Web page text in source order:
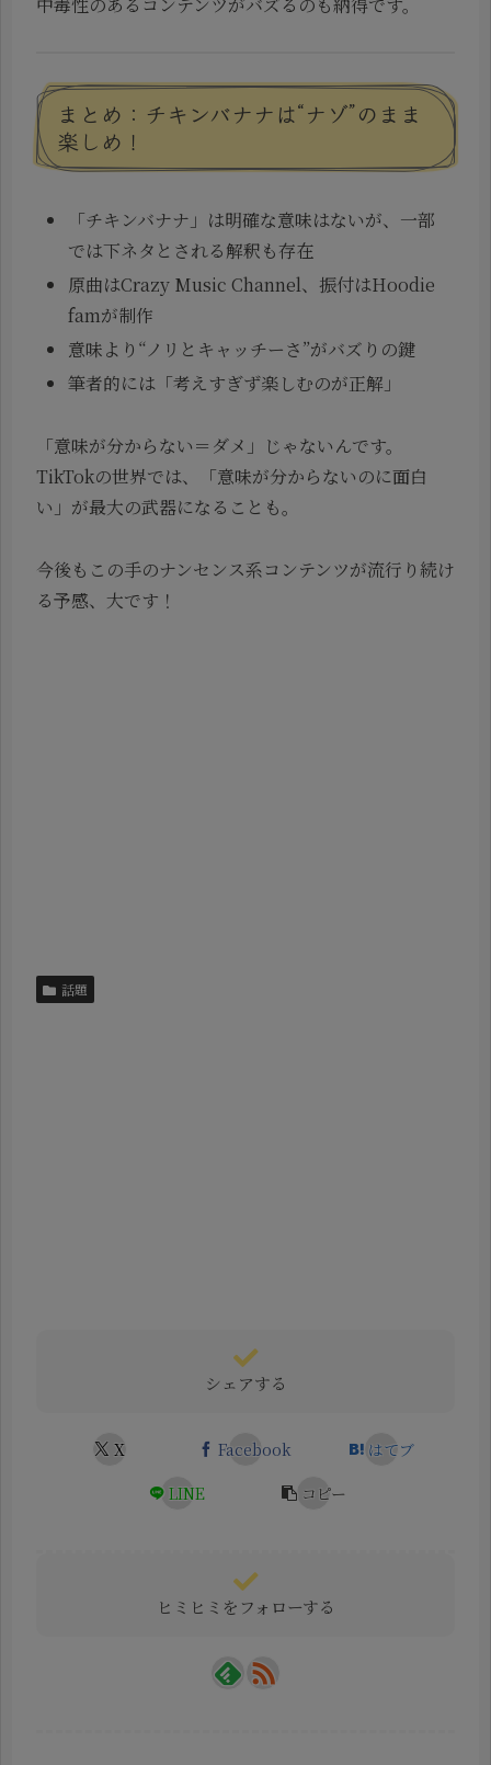
まとめ：チキンバナナは“ナゾ”のまま
楽しめ！
「チキンバナナ」は明確な意味はないが、一部
では下ネタとされる解釈も存在
原曲はCrazy Music Channel、振付はHoodie
famが制作
意味より“ノリとキャッチーさ”がバズりの鍵
筆者的には「考えすぎず楽しむのが正解」
「意味が分からない＝ダメ」じゃないんです。
TikTokの世界では、「意味が分からないのに面白
い」が最大の武器になることも。
今後もこの手のナンセンス系コンテンツが流行り続け
る予感、大です！
話題
シェアする
X Facebook
はてブ
LINE
コピー
ヒミヒミをフォローする